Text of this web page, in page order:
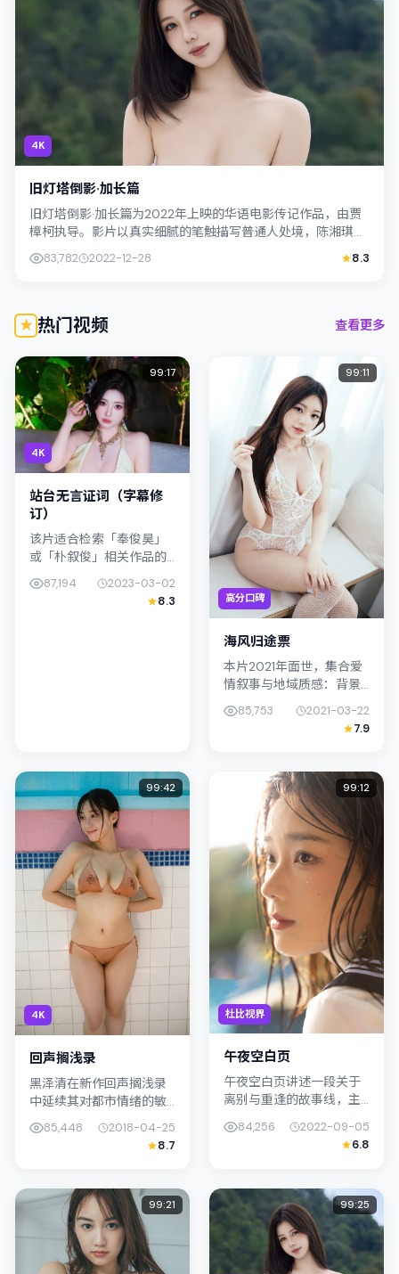
4K
旧灯塔倒影·加长篇
旧灯塔倒影·加长篇为2022年上映的华语电影传记作品，由贾
樟柯执导。影片以真实细腻的笔触描写普通人处境，陈湘琪与
阿部宽的对手戏张力十足，情节层层...
83,782 2022-12-28 8.3
热门视频 查看更多
4K
99:17
站台无言证词（字幕修
订）
该片适合检索「奉俊昊」
或「朴叙俊」相关作品的
观众：站台无言证词（字
幕修订）在2023年发行，
类型上归入悬疑，叙事焦
87,194
2023-03-02
8.3
高分口碑
99:11
海风归途票
本片2021年面世，集合爱
情叙事与地域质感：背景
设定与中国台湾的文化肌
理相呼应。导演贾樟柯善
用光影与声场塑造孤独
择牵动观众...
85,753
2021-03-22
7.9
4K
99:42
回声搁浅录
黑泽清在新作回声搁浅录
中延续其对都市情绪的敏
锐捕捉；故事扎根于日本
（东京）的日常空间，类
型定位为奇幻。主演染谷
撑起情感内核...
85,448
2018-04-25
8.7
杜比视界
99:12
午夜空白页
午夜空白页讲述一段关于
离别与重逢的故事线，主
岩井俊二掌舵，周迅、满
岛光联合出演；外景与中
合，摄影与配...
84,256
2022-09-05
6.8
99:21 99:25